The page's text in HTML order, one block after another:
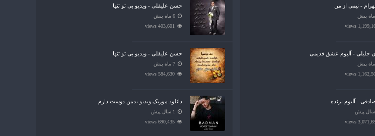
- نیمی از من
1,199,168
جلیلی - آلبوم عشق قدیمی
1,162,508
- آلبوم برنده
3,071,690
حسن علیقلی - ویدیو بی تو تنها
6 ماه پیش
403,601 views
حسن علیقلی - ویدیو بی تو تنها
7 ماه پیش
584,630 views
دانلود موزیک ویدیو بدمن دوست دارم
1 سال پیش
690,435 views